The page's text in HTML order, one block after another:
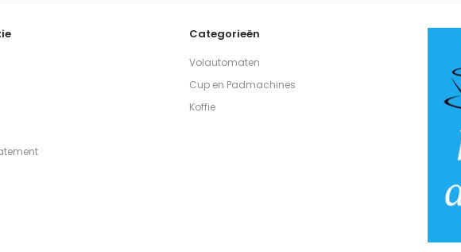
Categorieën
Volautomaten
Cup en Padmachines
Koffie